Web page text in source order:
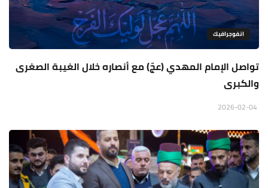
انفوجرافيك
تواصل الإمام المهدي (عجّ) مع أنصاره خلال الغيبة الصغرى
والكبرى